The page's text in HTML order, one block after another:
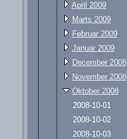
April 2009
Marts 2009
Februar 2009
Januar 2009
December 2008
November 2008
Oktober 2008
2008-10-01
2008-10-02
2008-10-03